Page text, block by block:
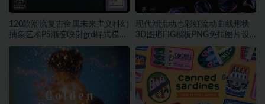
120款潮流复古金属未来主义科幻
抽象艺术PS渐变映射grd样式模板
素材
现代潮流动态彩虹流动曲线形状
3D图形FIG模板PNG免扣图片设
计素材